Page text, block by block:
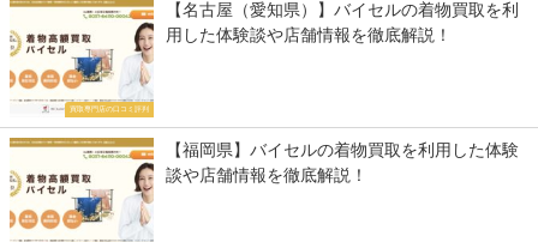
買取専門店の口コミ評判
【名古屋（愛知県）】バイセルの着物買取を利
用した体験談や店舗情報を徹底解説！
【福岡県】バイセルの着物買取を利用した体験
談や店舗情報を徹底解説！